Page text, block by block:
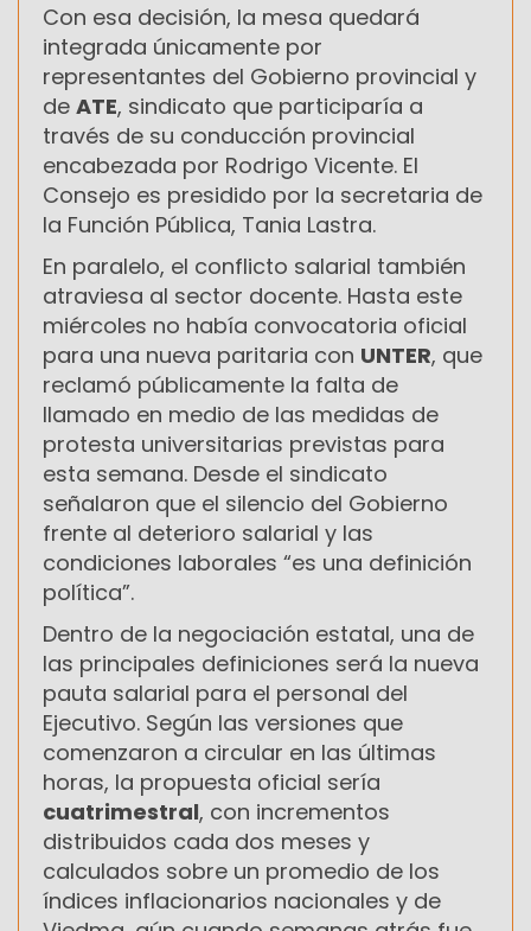
Con esa decisión, la mesa quedará
integrada únicamente por
representantes del Gobierno provincial y
de ATE, sindicato que participaría a
través de su conducción provincial
encabezada por Rodrigo Vicente. El
Consejo es presidido por la secretaria de
la Función Pública, Tania Lastra.
En paralelo, el conflicto salarial también
atraviesa al sector docente. Hasta este
miércoles no había convocatoria oficial
para una nueva paritaria con UNTER, que
reclamó públicamente la falta de
llamado en medio de las medidas de
protesta universitarias previstas para
esta semana. Desde el sindicato
señalaron que el silencio del Gobierno
frente al deterioro salarial y las
condiciones laborales “es una definición
política”.
Dentro de la negociación estatal, una de
las principales definiciones será la nueva
pauta salarial para el personal del
Ejecutivo. Según las versiones que
comenzaron a circular en las últimas
horas, la propuesta oficial sería
cuatrimestral, con incrementos
distribuidos cada dos meses y
calculados sobre un promedio de los
índices inflacionarios nacionales y de